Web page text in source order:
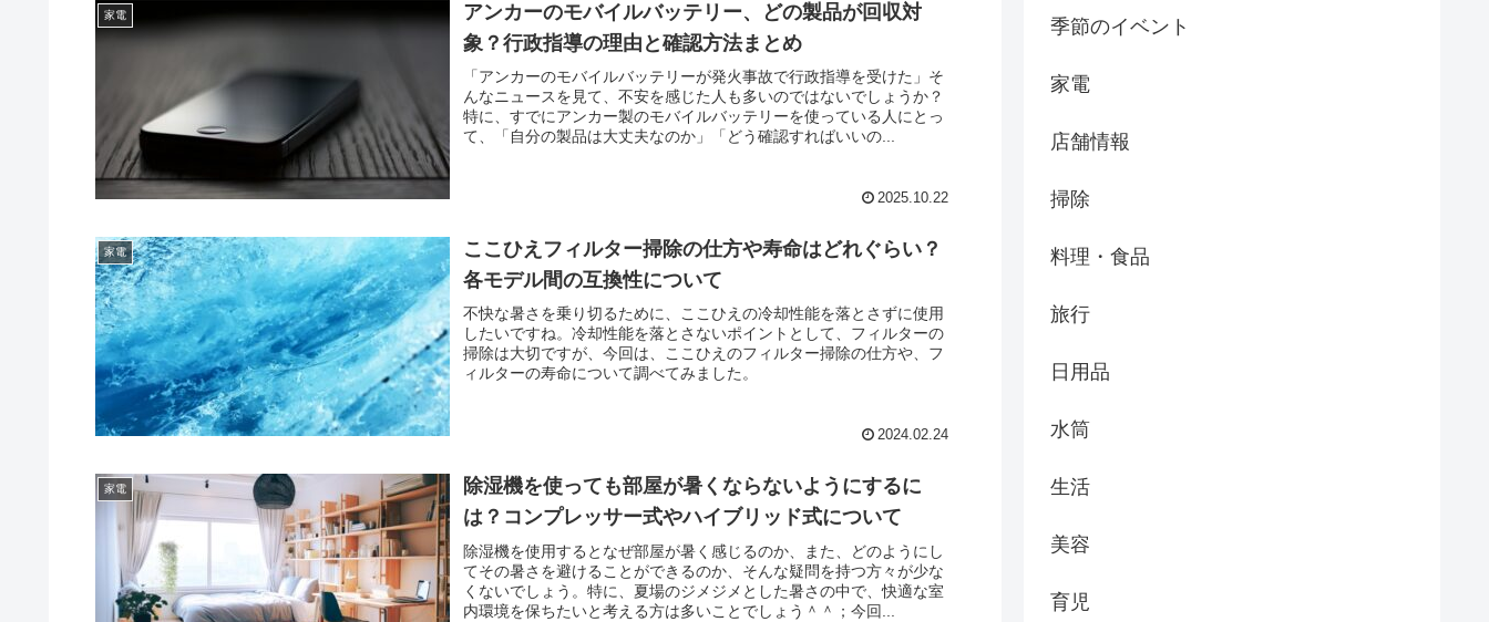
家電
アンカーのモバイルバッテリー、どの製品が回収対
象？行政指導の理由と確認方法まとめ
「アンカーのモバイルバッテリーが発火事故で行政指導を受けた」そ
んなニュースを見て、不安を感じた人も多いのではないでしょうか？
特に、すでにアンカー製のモバイルバッテリーを使っている人にとっ
て、「自分の製品は大丈夫なのか」「どう確認すればいいの...
2025.10.22
家電
ここひえフィルター掃除の仕方や寿命はどれぐらい？
各モデル間の互換性について
不快な暑さを乗り切るために、ここひえの冷却性能を落とさずに使用
したいですね。冷却性能を落とさないポイントとして、フィルターの
掃除は大切ですが、今回は、ここひえのフィルター掃除の仕方や、フ
ィルターの寿命について調べてみました。
2024.02.24
家電
除湿機を使っても部屋が暑くならないようにするに
は？コンプレッサー式やハイブリッド式について
除湿機を使用するとなぜ部屋が暑く感じるのか、また、どのようにし
てその暑さを避けることができるのか、そんな疑問を持つ方々が少な
くないでしょう。特に、夏場のジメジメとした暑さの中で、快適な室
内環境を保ちたいと考える方は多いことでしょう＾＾；今回...
季節のイベント
家電
店舗情報
掃除
料理・食品
旅行
日用品
水筒
生活
美容
育児